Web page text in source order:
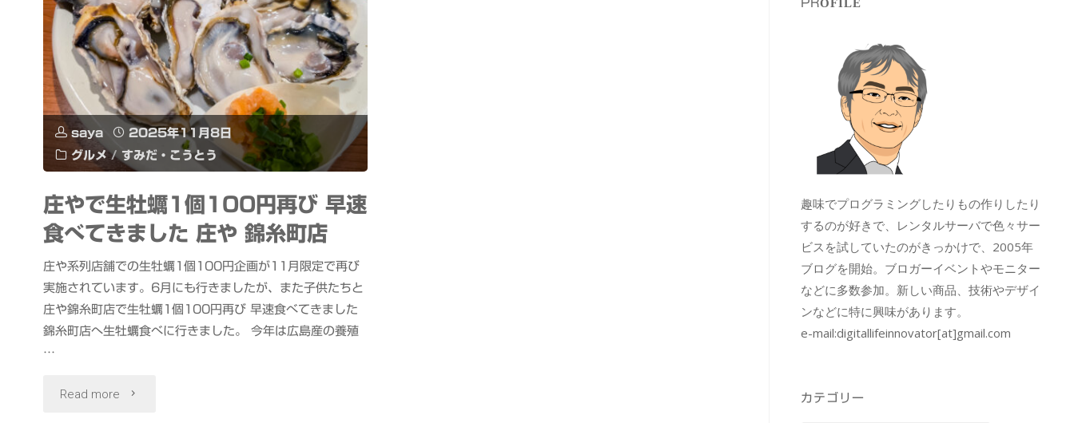
saya
2025年11月8日
グルメ / すみだ・こうとう
庄やで生牡蠣1個100円再び 早速
食べてきました 庄や 錦糸町店
庄や系列店舗での生牡蠣1個100円企画が11月限定で再び
実施されています。6月にも行きましたが、また子供たちと
庄や錦糸町店で生牡蠣1個100円再び 早速食べてきました
錦糸町店へ生牡蠣食べに行きました。 今年は広島産の養殖
…
Read more "庄
PROFILE
趣味でプログラミングしたりもの作りしたり
するのが好きで、レンタルサーバで色々サー
ビスを試していたのがきっかけで、2005年
ブログを開始。ブロガーイベントやモニター
などに多数参加。新しい商品、技術やデザイ
ンなどに特に興味があります。
e-mail:digitallifeinnovator[at]gmail.com
カテゴリー